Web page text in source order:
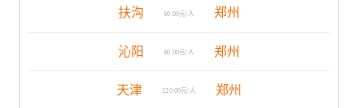
扶沟 60.00元/人 郑州
沁阳 60.00元/人 郑州
天津 220.00元/人 郑州